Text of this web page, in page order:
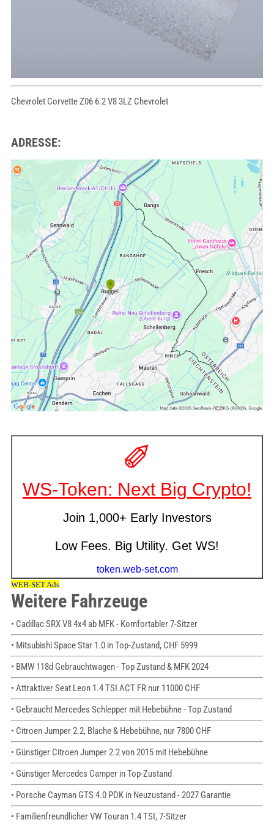
Chevrolet Corvette Z06 6.2 V8 3LZ Chevrolet
ADRESSE:
Weitere Fahrzeuge
• Cadillac SRX V8 4x4 ab MFK - Komfortabler 7-Sitzer
• Mitsubishi Space Star 1.0 in Top-Zustand, CHF 5999
• BMW 118d Gebrauchtwagen - Top Zustand & MFK 2024
• Attraktiver Seat Leon 1.4 TSI ACT FR nur 11000 CHF
• Gebraucht Mercedes Schlepper mit Hebebühne - Top Zustand
• Citroen Jumper 2.2, Blache & Hebebühne, nur 7800 CHF
• Günstiger Citroen Jumper 2.2 von 2015 mit Hebebühne
• Günstiger Mercedes Camper in Top-Zustand
• Porsche Cayman GTS 4.0 PDK in Neuzustand - 2027 Garantie
• Familienfreundlicher VW Touran 1.4 TSI, 7-Sitzer